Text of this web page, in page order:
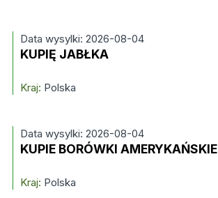
Data wysylki: 2026-08-04
KUPIĘ JABŁKA
Kraj: Polska
Data wysylki: 2026-08-04
KUPIE BORÓWKI AMERYKAŃSKIE
Kraj: Polska